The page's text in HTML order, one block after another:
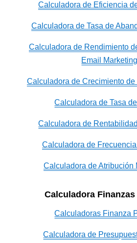
Calculadora de Eficiencia
Calculadora de Tasa de
Calculadora de Rendimiento
Email Marketing
Calculadora de Crecimiento
Calculadora de Tasa
Calculadora de
Calculadora de
Calculadora de Atribución
Calculadora Finanzas
Calculadoras Finanza
Calculadora de